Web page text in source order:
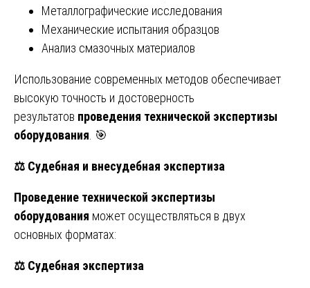
Металлографические исследования
Механические испытания образцов
Анализ смазочных материалов
Использование современных методов обеспечивает
высокую точность и достоверность
результатов проведения технической экспертизы
оборудования . 🎯
⚖️ Судебная и внесудебная экспертиза
Проведение технической экспертизы
оборудования может осуществляться в двух
основных форматах:
⚖️ Судебная экспертиза